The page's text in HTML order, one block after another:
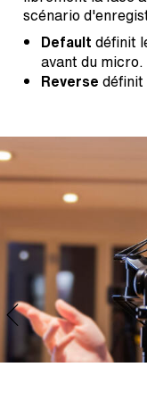
scénario
Default définit
avant du micro.
Reverse définit